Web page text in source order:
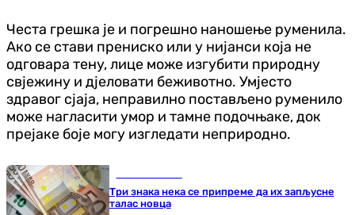
Честа грешка је и погрешно наношење руменила.
Ако се стави прениско или у нијанси која не
одговара тену, лице може изгубити природну
свјежину и дјеловати беживотно. Умјесто
здравог сјаја, неправилно постављено руменило
може нагласити умор и тамне подочњаке, док
прејаке боје могу изгледати неприродно.
Три знака нека се припреме да их запљусне
талас новца